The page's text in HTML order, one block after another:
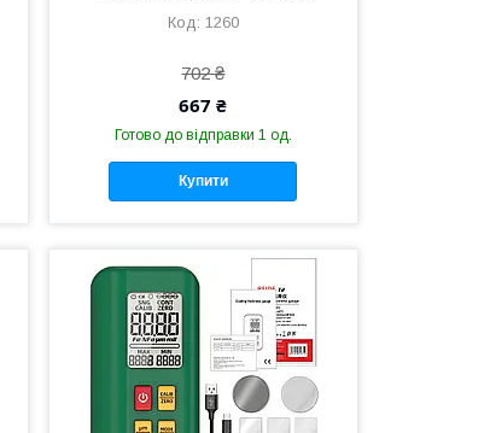
1260
702 ₴
667 ₴
Готово до відправки 1 од.
Купити